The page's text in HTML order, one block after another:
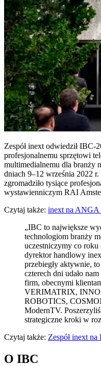
Zespół inext odwiedził
profesjonalnemu sprzętowi
multimedialnemu dla branży
dniach 9–12 września 2022
zgromadziło tysiące
wystawienniczym RAI
Czytaj także: inext na ANGA
„IBC to największe
technologiom branży
uczestniczymy co
dyrektor handlowy
przebiegły aktywnie,
czterech dni udało
firm, obecnymi
VERIMATRIX,
ROBOTICS,
ModernTV.
strategiczne kroki w
Czytaj także: Zespół inext
O IBC